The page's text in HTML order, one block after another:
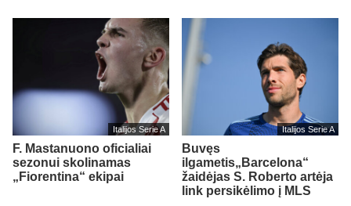
Italijos Serie A
F. Mastanuono oficialiai
sezonui skolinamas
„Fiorentina“ ekipai
Italijos Serie A
Buvęs
ilgametis„Barcelona“
žaidėjas S. Roberto artėja
link persikėlimo į MLS